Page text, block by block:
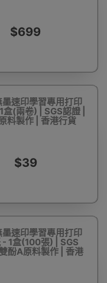
$699
墨速印學習專用打印
盒(兩卷) | SGS認證 |
料製作 | 香港行貨
$39
墨速印學習專用打印
- 1盒(100張) | SGS
酚A原料製作 | 香港